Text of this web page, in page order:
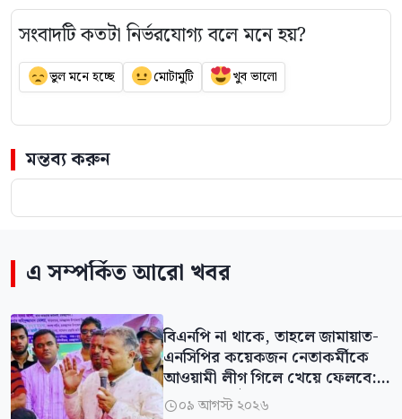
সংবাদটি কতটা নির্ভরযোগ্য বলে মনে হয়?
ভুল মনে হচ্ছে মোটামুটি খুব ভালো
মন্তব্য করুন
এ সম্পর্কিত আরো খবর
বিএনপি না থাকে, তাহলে জামায়াত-
এনসিপির কয়েকজন নেতাকর্মীকে
আওয়ামী লীগ গিলে খেয়ে ফেলবে:
মো. শহিদুল ইসলাম
০৯ আগস্ট ২০২৬